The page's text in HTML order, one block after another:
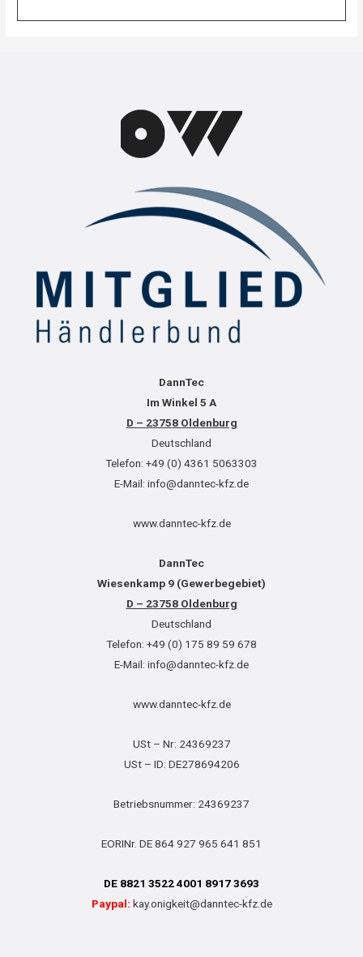
DannTec
Im Winkel 5 A
D – 23758 Oldenburg
Deutschland
Telefon: +49 (0) 4361 5063303
E-Mail: info@danntec-kfz.de
www.danntec-kfz.de
DannTec
Wiesenkamp 9 (Gewerbegebiet)
D – 23758 Oldenburg
Deutschland
Telefon: +49 (0) 175 89 59 678
E-Mail: info@danntec-kfz.de
www.danntec-kfz.de
USt – Nr: 24369237
USt – ID: DE278694206
Betriebsnummer: 24369237
EORINr. DE 864 927 965 641 851
DE 8821 3522 4001 8917 3693
Paypal: kay.onigkeit@danntec-kfz.de